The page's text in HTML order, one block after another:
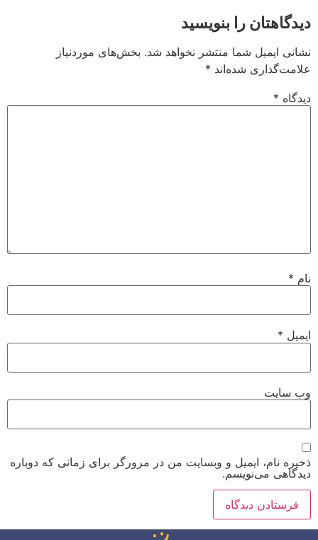
دیدگاهتان را بنویسید
نشانی ایمیل شما منتشر نخواهد شد. بخش‌های موردنیاز
علامت‌گذاری شده‌اند *
دیدگاه *
نام *
ایمیل *
وب‌ سایت
ذخیره نام، ایمیل و وبسایت من در مرورگر برای زمانی که دوباره
دیدگاهی می‌نویسم.